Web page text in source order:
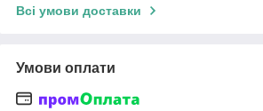
Всі умови доставки
Умови оплати